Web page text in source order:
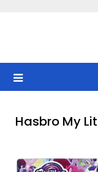
Hasbro My